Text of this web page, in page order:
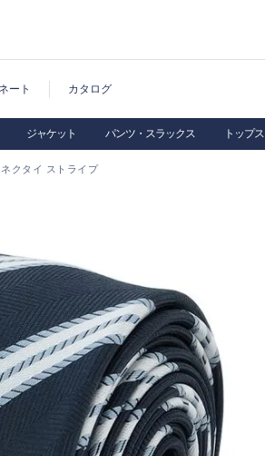
ート カタログ
ジャケット パンツ・スラックス トップス
クタイ ストライプ